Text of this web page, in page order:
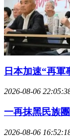
日本加速“再
2026-08-06
一再抹黑民族
2026-08-06